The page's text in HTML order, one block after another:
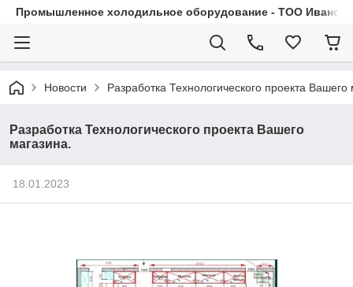
Промышленное холодильное оборудование - ТОО
Новости Разработка Технологического проекта Вашего
Разработка Технологического проекта Вашего
магазина.
18.01.2023